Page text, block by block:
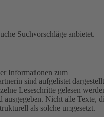
Suchvorschläge anbietet.
Informationen zum
sind aufgelistet
Leseschritte gelesen
ausgegeben. Nicht alle Texte,
als solche umgesetzt.